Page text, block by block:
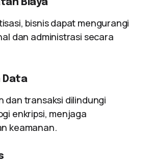
Biaya
bisnis dapat mengurangi
dan administrasi secara
Data
dan transaksi dilindungi
enkripsi, menjaga
keamanan.